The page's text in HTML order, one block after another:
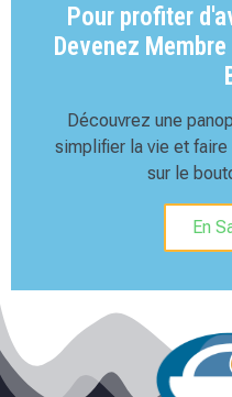
Pour profiter
Devenez
Découvrez une
simplifier la vie et
sur le
En